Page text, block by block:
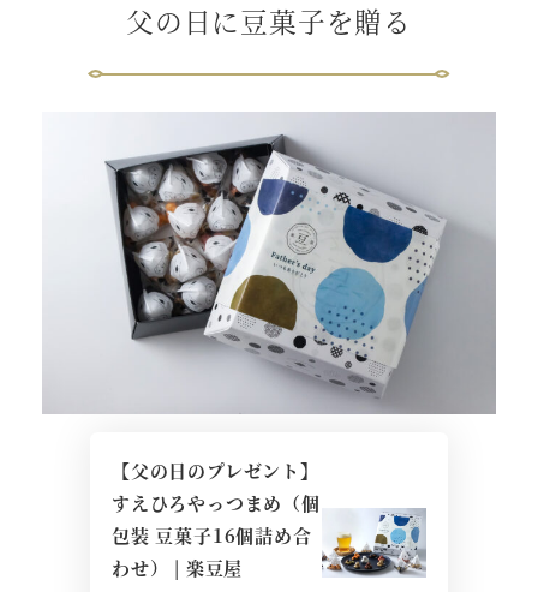
父の日に豆菓子を贈る
【父の日のプレゼント】
すえひろやっつまめ（個
包装 豆菓子16個詰め合
わせ） | 楽豆屋